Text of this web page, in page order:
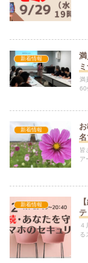
新着情報
満
60
新着情報
皆
ア
新着情報
４
る